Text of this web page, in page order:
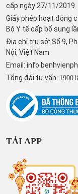
cấp ngày 27/11/2019
Giấy phép hoạt động
Bộ Y tế cấp bổ sung
Địa chỉ trụ sở: Số 9,
Nội, Việt Nam
Email:
Tổng đài tư vấn:
TẢI APP